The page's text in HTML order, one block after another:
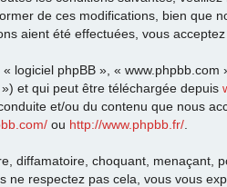
de ces modifications, bien
aient été effectuées, vous
logiciel phpBB », «
et qui peut être téléchargée depuis
et/ou du contenu que nous
ou http://www.phpbb.fr/
diffamatoire, choquant,
respectez pas cela, vous vous